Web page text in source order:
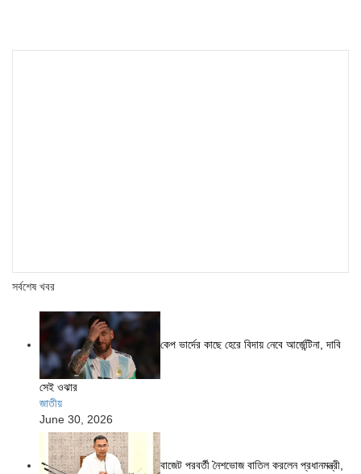
সর্বশেষ খবর
কেপ ভার্দের কাছে হেরে বিদায় নেবে আর্জেন্টিনা, দাবি
সেই ওঝার
জাতীয়
June 30, 2026
বাজেট পরবর্তী নৈশভোজ বাতিল করলেন প্রধানমন্ত্রী,